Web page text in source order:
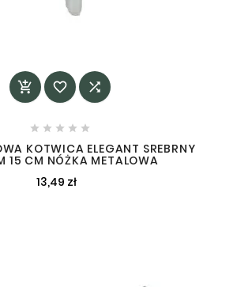
  
    
KOTWICA ELEGANT SREBRNY
15 CM NÓŻKA METALOWA
13,49 zł